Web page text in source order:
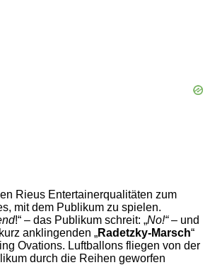
Rieus Entertainerqualitäten zum
mit dem Publikum zu spielen.
!“ – das Publikum schreit: „No!“– und
anklingenden „Radetzky-Marsch“
Ovations. Luftballons fliegen von der
durch die Reihen geworfen